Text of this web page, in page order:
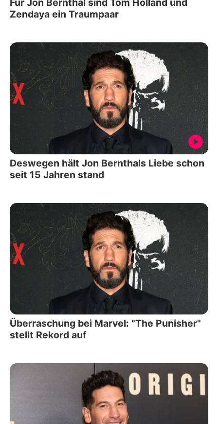
Für Jon Bernthal sind Tom Holland und
Zendaya ein Traumpaar
Deswegen hält Jon Bernthals Liebe schon
seit 15 Jahren stand
Überraschung bei Marvel: "The Punisher"
stellt Rekord auf